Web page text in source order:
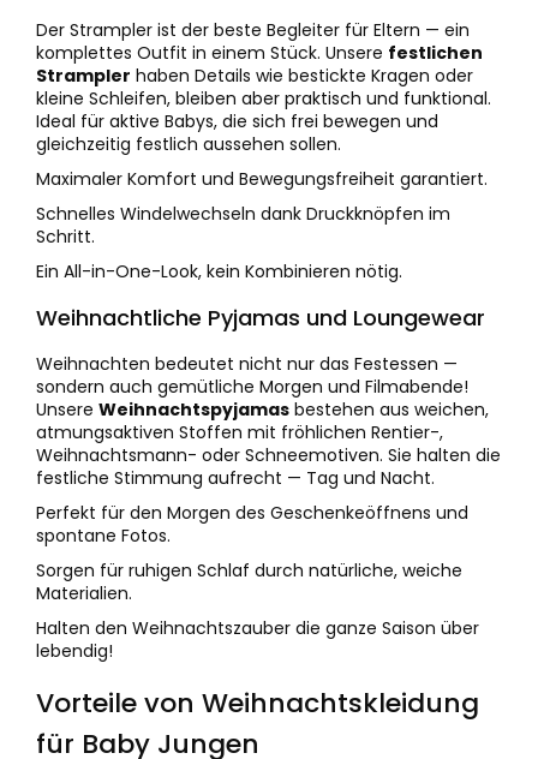
Der Strampler ist der beste Begleiter für Eltern — ein
komplettes Outfit in einem Stück. Unsere festlichen
Strampler haben Details wie bestickte Kragen oder
kleine Schleifen, bleiben aber praktisch und funktional.
Ideal für aktive Babys, die sich frei bewegen und
gleichzeitig festlich aussehen sollen.
Maximaler Komfort und Bewegungsfreiheit garantiert.
Schnelles Windelwechseln dank Druckknöpfen im
Schritt.
Ein All-in-One-Look, kein Kombinieren nötig.
Weihnachtliche Pyjamas und Loungewear
Weihnachten bedeutet nicht nur das Festessen —
sondern auch gemütliche Morgen und Filmabende!
Unsere Weihnachtspyjamas bestehen aus weichen,
atmungsaktiven Stoffen mit fröhlichen Rentier-,
Weihnachtsmann- oder Schneemotiven. Sie halten die
festliche Stimmung aufrecht — Tag und Nacht.
Perfekt für den Morgen des Geschenkeöffnens und
spontane Fotos.
Sorgen für ruhigen Schlaf durch natürliche, weiche
Materialien.
Halten den Weihnachtszauber die ganze Saison über
lebendig!
Vorteile von Weihnachtskleidung
für Baby Jungen